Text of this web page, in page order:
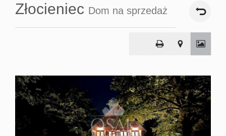
Strefa
Firma
Złocieniec Dom na sprzedaż